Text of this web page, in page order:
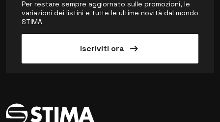
Per restare sempre aggiornato sulle promozioni, le
variazioni dei listini e tutte le ultime novità dal mondo
STIMA
Iscriviti ora arrow_right_alt